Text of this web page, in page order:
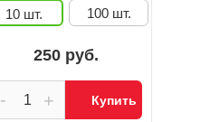
10 шт. 100 шт.
250 руб.
+
- Купить